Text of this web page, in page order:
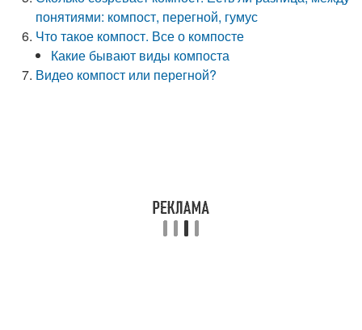
понятиями: компост, перегной, гумус
Что такое компост. Все о компосте
Какие бывают виды компоста
Видео компост или перегной?